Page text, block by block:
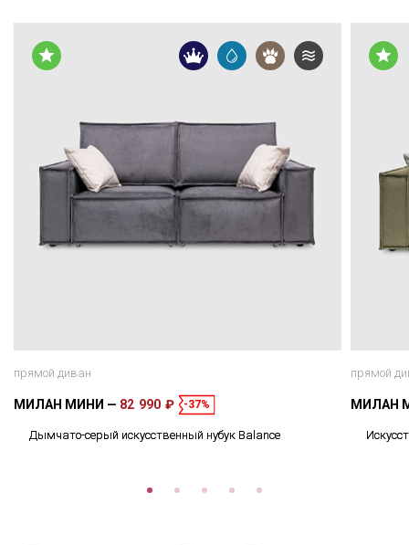
прямой диван
МИЛАН МИНИ 82 990 ₽ -37%
Дымчато-серый искусственный нубук Balance
прямой
МИЛАН